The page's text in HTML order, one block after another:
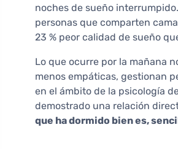
noches de sueño
personas que comparten
23 % peor calidad de sueño
Lo que ocurre por la mañana
menos empáticas, gestionan
en el ámbito de la psicología
demostrado una relación
que ha dormido bien es,